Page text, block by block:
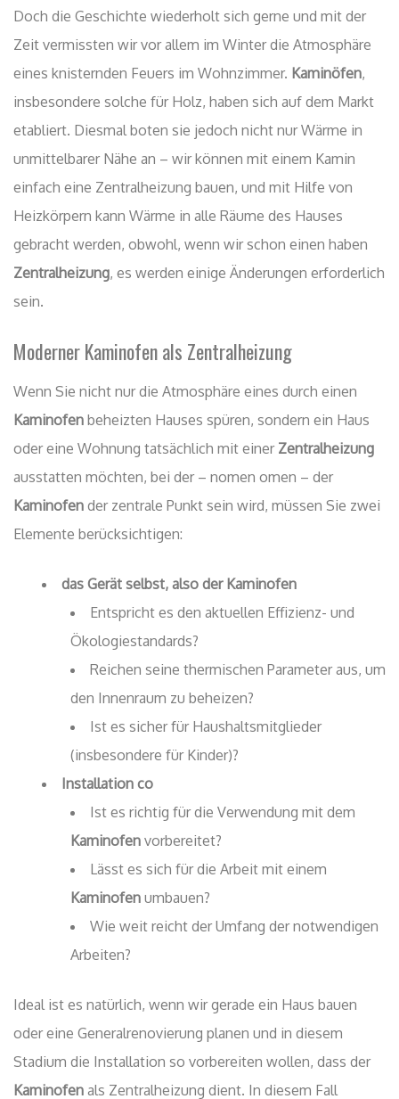
Doch die Geschichte wiederholt sich gerne und mit der
Zeit vermissten wir vor allem im Winter die Atmosphäre
eines knisternden Feuers im Wohnzimmer. Kaminöfen,
insbesondere solche für Holz, haben sich auf dem Markt
etabliert. Diesmal boten sie jedoch nicht nur Wärme in
unmittelbarer Nähe an – wir können mit einem Kamin
einfach eine Zentralheizung bauen, und mit Hilfe von
Heizkörpern kann Wärme in alle Räume des Hauses
gebracht werden, obwohl, wenn wir schon einen haben
Zentralheizung, es werden einige Änderungen erforderlich
sein.
Moderner Kaminofen als Zentralheizung
Wenn Sie nicht nur die Atmosphäre eines durch einen
Kaminofen beheizten Hauses spüren, sondern ein Haus
oder eine Wohnung tatsächlich mit einer Zentralheizung
ausstatten möchten, bei der – nomen omen – der
Kaminofen der zentrale Punkt sein wird, müssen Sie zwei
Elemente berücksichtigen:
das Gerät selbst, also der Kaminofen
Entspricht es den aktuellen Effizienz- und
Ökologiestandards?
Reichen seine thermischen Parameter aus, um
den Innenraum zu beheizen?
Ist es sicher für Haushaltsmitglieder
(insbesondere für Kinder)?
Installation co
Ist es richtig für die Verwendung mit dem
Kaminofen vorbereitet?
Lässt es sich für die Arbeit mit einem
Kaminofen umbauen?
Wie weit reicht der Umfang der notwendigen
Arbeiten?
Ideal ist es natürlich, wenn wir gerade ein Haus bauen
oder eine Generalrenovierung planen und in diesem
Stadium die Installation so vorbereiten wollen, dass der
Kaminofen als Zentralheizung dient. In diesem Fall